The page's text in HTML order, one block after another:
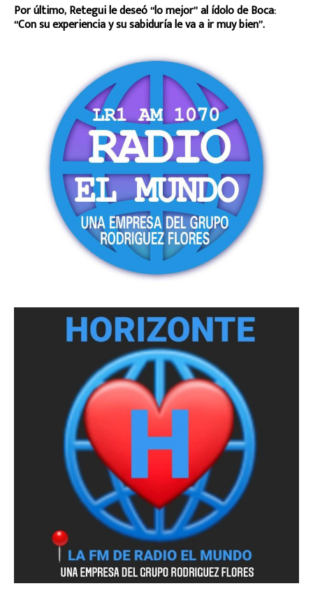
Por último, Retegui le deseó “lo mejor” al ídolo de Boca:
“Con su experiencia y su sabiduría le va a ir muy bien”.